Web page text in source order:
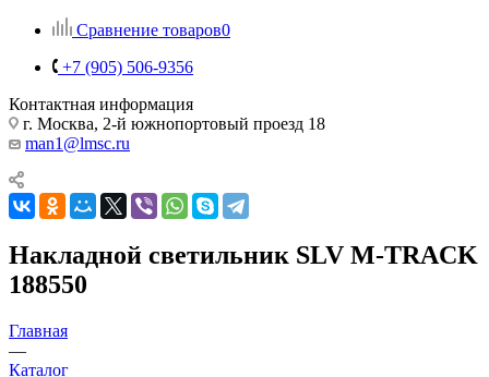
Сравнение товаров0
+7 (905) 506-9356
Контактная информация
г. Москва, 2-й южнопортовый проезд 18
man1@lmsc.ru
Накладной светильник SLV M-TRACK
188550
Главная
—
Каталог